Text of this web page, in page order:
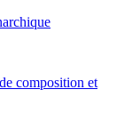
composition et